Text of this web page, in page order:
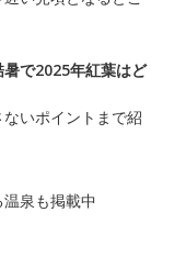
暑で2025年紅葉はど
いポイントまで紹
泉も掲載中